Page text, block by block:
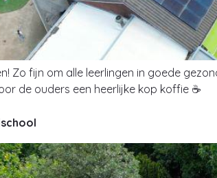
Zo fijn om alle leerlingen in goede
de ouders een heerlijke kop koffie ☕